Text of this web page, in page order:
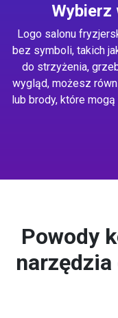
Wybierz
Logo salonu
bez symboli, takich
do strzyżenia,
wygląd, możesz
lub brody, które
Powody